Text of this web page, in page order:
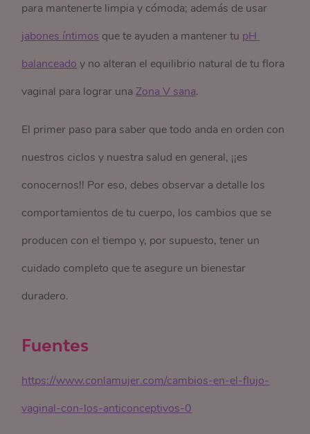
para mantenerte limpia y cómoda; además de usar
jabones íntimos que te ayuden a mantener tu pH
balanceado y no alteran el equilibrio natural de tu flora
vaginal para lograr una Zona V sana.
El primer paso para saber que todo anda en orden con
nuestros ciclos y nuestra salud en general, ¡¡es
conocernos!! Por eso, debes observar a detalle los
comportamientos de tu cuerpo, los cambios que se
producen con el tiempo y, por supuesto, tener un
cuidado completo que te asegure un bienestar
duradero.
Fuentes
https://www.conlamujer.com/cambios-en-el-flujo-
vaginal-con-los-anticonceptivos-0